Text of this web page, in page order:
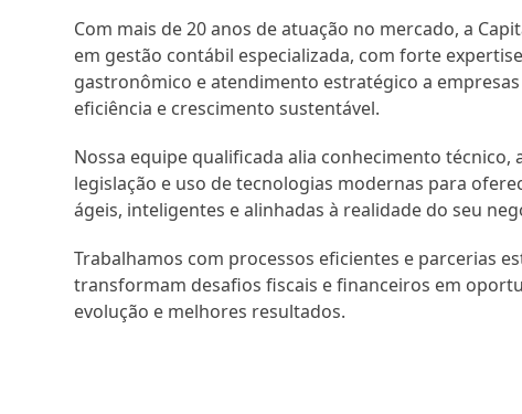
Com mais de 20 anos de atuação no mercado, a
em gestão contábil especializada, com forte
gastronômico e atendimento estratégico a
eficiência e crescimento sustentável.
Nossa equipe qualificada alia conhecimento técnico,
legislação e uso de tecnologias modernas para
ágeis, inteligentes e alinhadas à realidade do seu
Trabalhamos com processos eficientes e parcerias
transformam desafios fiscais e financeiros em
evolução e melhores resultados.